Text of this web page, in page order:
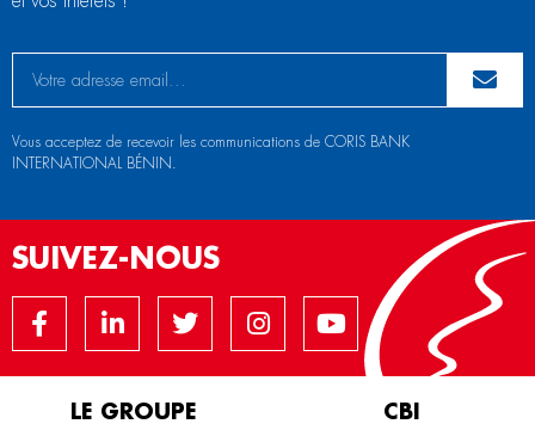
Vous acceptez de recevoir les communications de CORIS BANK
INTERNATIONAL BÉNIN.
SUIVEZ-NOUS
LE GROUPE CBI